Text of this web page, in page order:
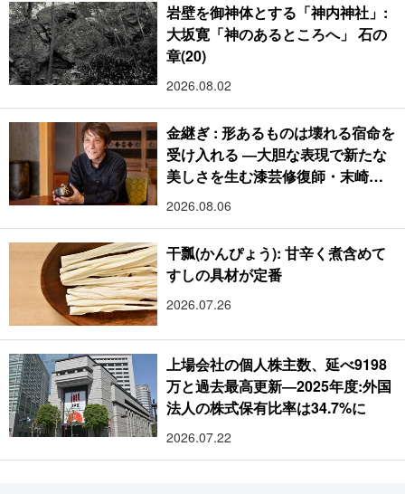
岩壁を御神体とする「神内神社」:
大坂寛「神のあるところへ」 石の
章(20)
2026.08.02
金継ぎ : 形あるものは壊れる宿命を
受け入れる ―大胆な表現で新たな
美しさを生む漆芸修復師・末崎広
樹
2026.08.06
干瓢(かんぴょう): 甘辛く煮含めて
すしの具材が定番
2026.07.26
上場会社の個人株主数、延べ9198
万と過去最高更新―2025年度:外国
法人の株式保有比率は34.7%に
2026.07.22